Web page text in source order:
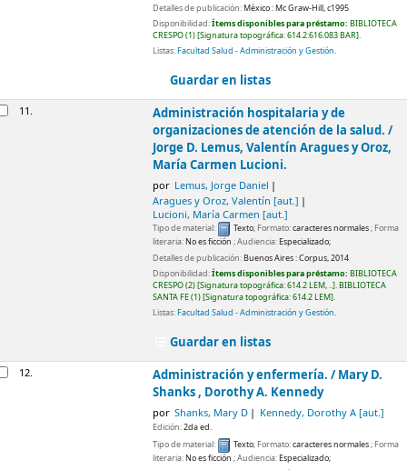
Detalles de publicación:México :Mc Graw-Hill,c1995
Disponibilidad:Ítems disponibles para préstamo: BIBLIOTECA
CRESPO(1) Signatura topográfica:614.2:616.083 BAR .
Listas:Facultad Salud - Administración y Gestión.
Guardar en listas
11.
Administración hospitalaria y de
organizaciones de atención de la salud. /
Jorge D. Lemus, Valentín Aragues y Oroz,
María Carmen Lucioni.
por Lemus, Jorge Daniel
Aragues y Oroz, Valentín [aut.]
Lucioni, María Carmen [aut.]
Tipo de material: Texto; Formato:caracteres normales; Forma
literaria:No es ficción ; Audiencia:Especializado;
Detalles de publicación:Buenos Aires :Corpus,2014
Disponibilidad:Ítems disponibles para préstamo: BIBLIOTECA
CRESPO(2) Signatura topográfica:614.2 LEM, .. .BIBLIOTECA
SANTA FE(1) Signatura topográfica:614.2 LEM .
Listas:Facultad Salud - Administración y Gestión.
Guardar en listas
12. Administración y enfermería. /Mary D.
Shanks , Dorothy A. Kennedy
por Shanks, Mary D Kennedy, Dorothy A [aut.]
Edición:2da ed.
Tipo de material:
Texto; Formato:caracteres normales; Forma
literaria:No es ficción ; Audiencia:Especializado;